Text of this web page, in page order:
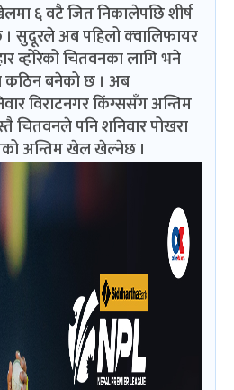
६ वटै जित निकालेपछि शीर्ष
सुदूरले अब पहिलो क्‍वालिफायर
व्होरेको चितवनका लागि भने
कठिन बनेको छ । अब
विराटनगर किंग्ससँग अन्तिम
चितवनले पनि शनिवार पोखरा
अन्तिम खेल खेल्नेछ ।